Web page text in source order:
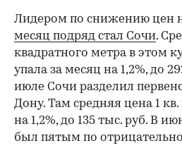
Лидером по снижению цен
месяц подряд стал Сочи.
квадратного метра в этом
упала за месяц на 1,2%, до
июле Сочи разделил
Дону. Там средняя цена 1
на 1,2%, до 135 тыс. руб. В
был пятым по